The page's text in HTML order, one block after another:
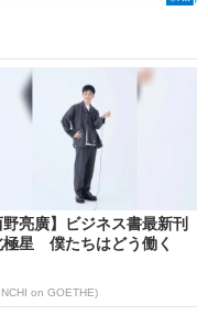
野亮廣】ビジネス書最新刊
極星 僕たちはどう働く
on GOETHE)